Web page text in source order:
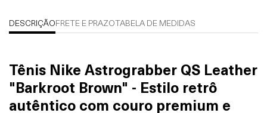
DESCRIÇÃO FRETE E PRAZOTABELA DE MEDIDAS
Tênis Nike Astrograbber QS Leather
"Barkroot Brown" - Estilo retrô
autêntico com couro premium e